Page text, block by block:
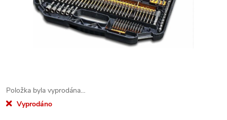
Položka byla vyprodána…
Vyprodáno